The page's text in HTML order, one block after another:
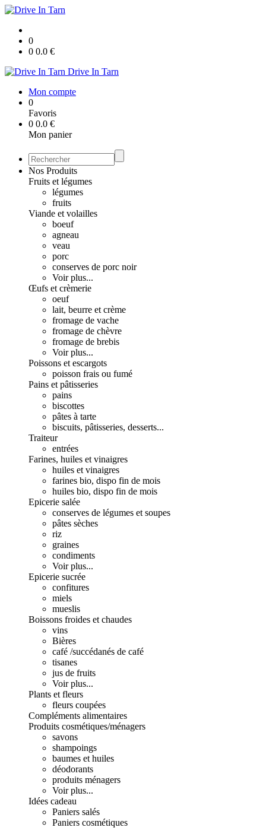
0
0 0.0 €
Drive In Tarn
Mon compte
0
Favoris
0 0.0 €
Mon panier
Nos Produits
Fruits et légumes
légumes
fruits
Viande et volailles
boeuf
agneau
veau
porc
conserves de porc noir
Voir plus...
Œufs et crèmerie
oeuf
lait, beurre et crème
fromage de vache
fromage de chèvre
fromage de brebis
Voir plus...
Poissons et escargots
poisson frais ou fumé
Pains et pâtisseries
pains
biscottes
pâtes à tarte
biscuits, pâtisseries, desserts...
Traiteur
entrées
Farines, huiles et vinaigres
huiles et vinaigres
farines bio, dispo fin de mois
huiles bio, dispo fin de mois
Epicerie salée
conserves de légumes et soupes
pâtes sèches
riz
graines
condiments
Voir plus...
Epicerie sucrée
confitures
miels
mueslis
Boissons froides et chaudes
vins
Bières
café /succédanés de café
tisanes
jus de fruits
Voir plus...
Plants et fleurs
fleurs coupées
Compléments alimentaires
Produits cosmétiques/ménagers
savons
shampoings
baumes et huiles
déodorants
produits ménagers
Voir plus...
Idées cadeau
Paniers salés
Paniers cosmétiques